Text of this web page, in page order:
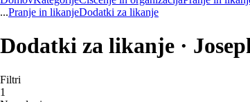
...Pranje in likanjeDodatki za likanje
Dodatki za likanje ·
Filtri
1